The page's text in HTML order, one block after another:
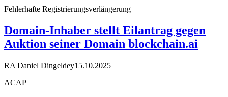
Fehlerhafte Registrierungsverlängerung
Domain-Inhaber stellt Eilantrag gegen
Auktion seiner Domain blockchain.ai
RA Daniel Dingeldey15.10.2025
ACAP